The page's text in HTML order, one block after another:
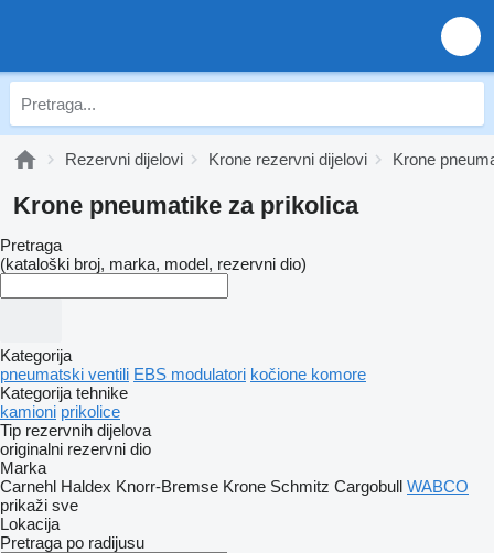
Rezervni dijelovi Krone rezervni dijelovi Krone
Krone pneumatikе za prikolica
Pretraga
(kataloški broj, marka, model, rezervni dio)
Kategorija
pneumatski ventili EBS modulatori kočione komore
Kategorija tehnike
kamioni prikolice
Tip rezervnih dijelova
originalni rezervni dio
Marka
Carnehl Haldex Knorr-Bremse Krone Schmitz Cargobull WABCO
prikaži sve
Lokacija
Pretraga po radijusu